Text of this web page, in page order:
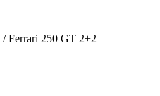
/ Ferrari 250 GT 2+2